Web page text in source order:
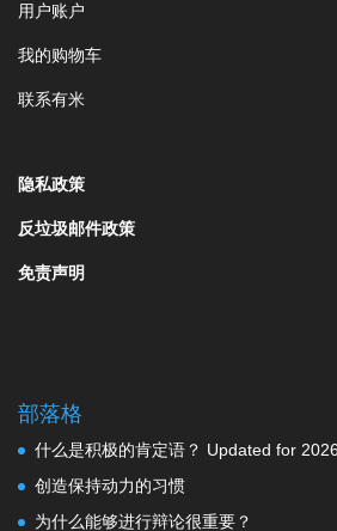
用户账户
我的购物车
联系有米
隐私政策
反垃圾邮件政策
免责声明
部落格
什么是积极的肯定语？ Updated for 2026
创造保持动力的习惯
为什么能够进行辩论很重要？